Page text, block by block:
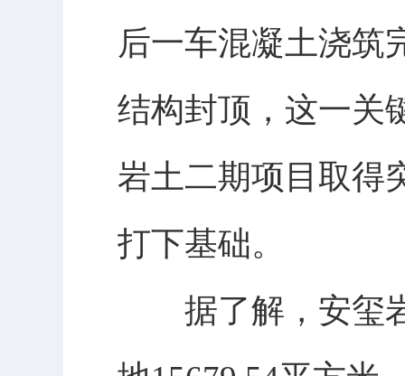
后一车混凝土浇
结构封顶，这一关
岩土二期项目取得
打下基础。
据了解，安玺岩